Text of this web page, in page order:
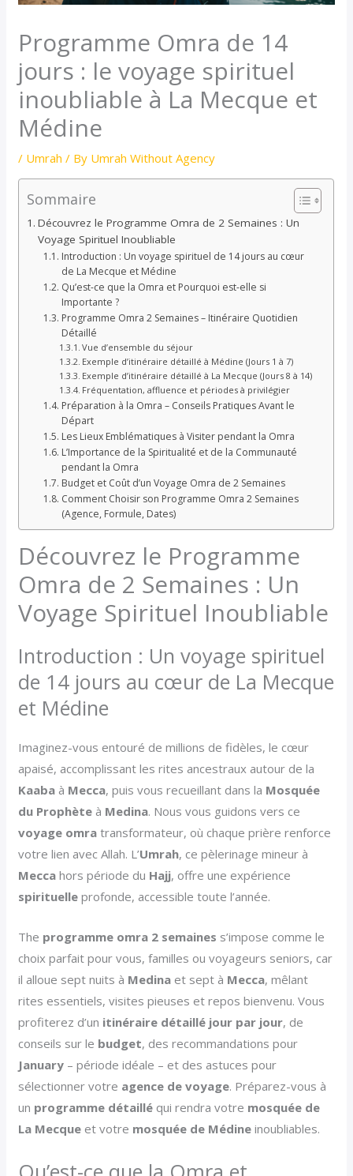
Programme Omra de 14
jours : le voyage spirituel
inoubliable à La Mecque et
Médine
/ Umrah / By Umrah Without Agency
Sommaire
Découvrez le Programme Omra de 2 Semaines : Un
Voyage Spirituel Inoubliable
Introduction : Un voyage spirituel de 14 jours au cœur
de La Mecque et Médine
Qu’est-ce que la Omra et Pourquoi est-elle si
Importante ?
Programme Omra 2 Semaines – Itinéraire Quotidien
Détaillé
Vue d’ensemble du séjour
Exemple d’itinéraire détaillé à Médine (Jours 1 à 7)
Exemple d’itinéraire détaillé à La Mecque (Jours 8 à 14)
Fréquentation, affluence et périodes à privilégier
Préparation à la Omra – Conseils Pratiques Avant le
Départ
Les Lieux Emblématiques à Visiter pendant la Omra
L’Importance de la Spiritualité et de la Communauté
pendant la Omra
Budget et Coût d’un Voyage Omra de 2 Semaines
Comment Choisir son Programme Omra 2 Semaines
(Agence, Formule, Dates)
Découvrez le Programme
Omra de 2 Semaines : Un
Voyage Spirituel Inoubliable
Introduction : Un voyage spirituel
de 14 jours au cœur de La Mecque
et Médine
Imaginez-vous entouré de millions de fidèles, le cœur
apaisé, accomplissant les rites ancestraux autour de la
Kaaba à Mecca, puis vous recueillant dans la Mosquée
du Prophète à Medina. Nous vous guidons vers ce
voyage omra transformateur, où chaque prière renforce
votre lien avec Allah. L’Umrah, ce pèlerinage mineur à
Mecca hors période du Hajj, offre une expérience
spirituelle profonde, accessible toute l’année.
The programme omra 2 semaines s’impose comme le
choix parfait pour vous, familles ou voyageurs seniors, car
il alloue sept nuits à Medina et sept à Mecca, mêlant
rites essentiels, visites pieuses et repos bienvenu. Vous
profiterez d’un itinéraire détaillé jour par jour, de
conseils sur le budget, des recommandations pour
January – période idéale – et des astuces pour
sélectionner votre agence de voyage. Préparez-vous à
un programme détaillé qui rendra votre mosquée de
La Mecque et votre mosquée de Médine inoubliables.